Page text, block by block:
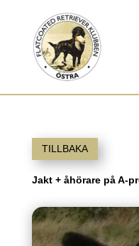
TILLBAKA
Jakt + åhörare på A-